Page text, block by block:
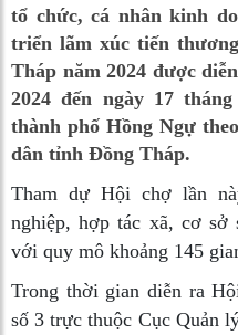
tổ chức, cá nhân kinh
triển lãm xúc tiến
Tháp năm 2024 được
2024 đến ngày 17
thành phố Hồng Ngự
dân tỉnh Đồng Tháp.
Tham dự Hội chợ lần
nghiệp, hợp tác xã, cơ sở
với quy mô khoảng 145
Trong thời gian diễn ra
số 3 trực thuộc Cục Quản